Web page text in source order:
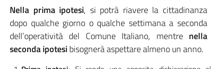
Nella prima ipotesi, si potrà riavere la cittadinanza
dopo qualche giorno o qualche settimana a seconda
dell’operatività del Comune Italiano, mentre nella
seconda ipotesibisognerà aspettare almeno un anno.